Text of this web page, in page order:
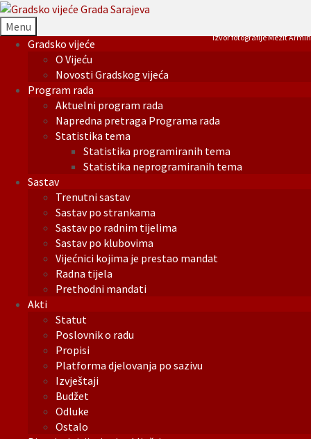
Menu
Gradsko vijeće
O Vijeću
Novosti Gradskog vijeća
Program rada
Aktuelni program rada
Napredna pretraga Programa rada
Statistika tema
Statistika programiranih tema
Statistika neprogramiranih tema
Sastav
Trenutni sastav
Sastav po strankama
Sastav po radnim tijelima
Sastav po klubovima
Vijećnici kojima je prestao mandat
Radna tijela
Prethodni mandati
Akti
Statut
Poslovnik o radu
Propisi
Platforma djelovanja po sazivu
Izvještaji
Budžet
Odluke
Ostalo
Izvor fotografije Mezit Armin